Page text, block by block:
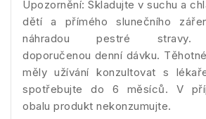
Upozornění: Skladujte v suchu a
dětí a přímého slunečního
náhradou pestré stravy.
doporučenou denní dávku.
měly užívání konzultovat s
spotřebujte do 6 měsíců. V
obalu produkt nekonzumujte.